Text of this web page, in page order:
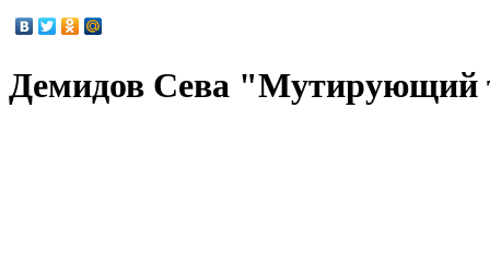
Демидов Сева "Мутирующий